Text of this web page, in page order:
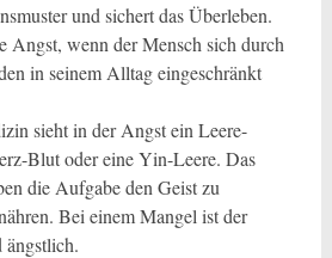
und sichert das Überleben.
Angst, wenn der Mensch sich durch
in seinem Alltag eingeschränkt
sieht in der Angst ein Leere-
Blut oder eine Yin-Leere. Das
die Aufgabe den Geist zu
Bei einem Mangel ist der
ängstlich.